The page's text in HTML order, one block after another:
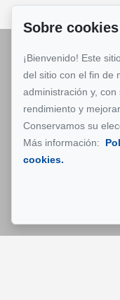
Sobre
¡Bienvenido! Este
del sitio con el fin de
administración y,
rendimiento y
Conservamos su
Más información:
cookies.